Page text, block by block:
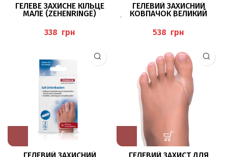
ГЕЛЕВЕ ЗАХИСНЕ КІЛЬЦЕ
МАЛЕ (ZEHENRINGE)
грн
ГЕЛЕВИЙ ЗАХИСНИЙ
КОВПАЧОК ВЕЛИКИЙ
грн